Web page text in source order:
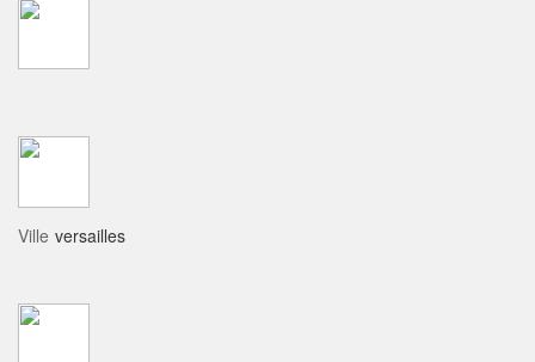
Ville versailles